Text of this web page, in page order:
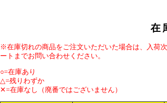
在
※在庫切れの商品をご注文いただいた場合は、入荷
ートまでお問い合わせください。
○=在庫あり
△=残りわずか
✕=在庫なし（廃番ではございません）